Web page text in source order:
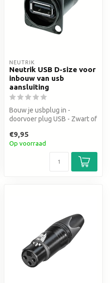
NEUTRIK
Neutrik USB D-size voor
inbouw van usb
aansluiting
Bouw je usbplug in -
doorvoer plug USB - Zwart of
€9,95
Op voorraad